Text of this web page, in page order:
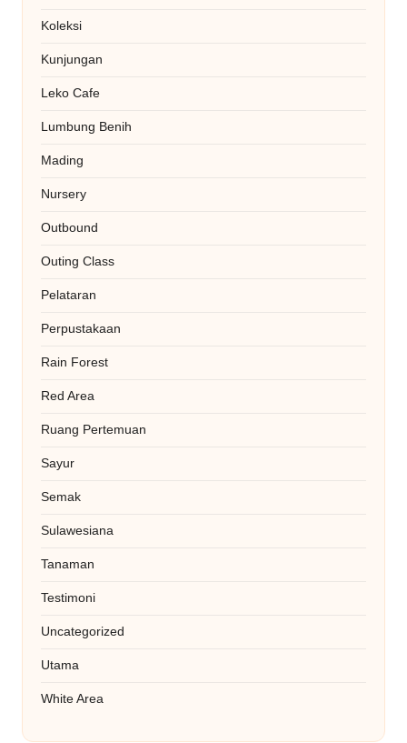
Koleksi
Kunjungan
Leko Cafe
Lumbung Benih
Mading
Nursery
Outbound
Outing Class
Pelataran
Perpustakaan
Rain Forest
Red Area
Ruang Pertemuan
Sayur
Semak
Sulawesiana
Tanaman
Testimoni
Uncategorized
Utama
White Area